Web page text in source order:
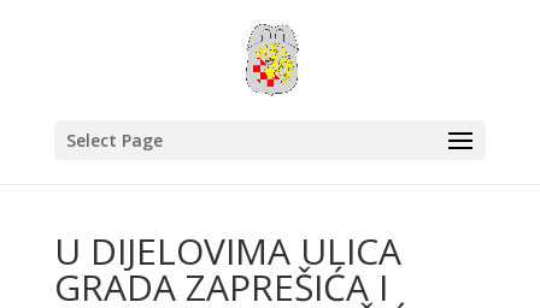
Select Page
U DIJELOVIMA ULICA
GRADA ZAPREŠIĆA I